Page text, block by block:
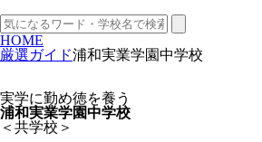
HOME
厳選ガイド浦和実業学園中学校
実学に勤め徳を養う
浦和実業学園中学校
＜共学校＞